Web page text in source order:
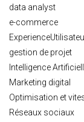
data analyst
e-commerce
gestion de projet
Intelligence
Marketing digital
Optimisation et
Réseaux sociaux